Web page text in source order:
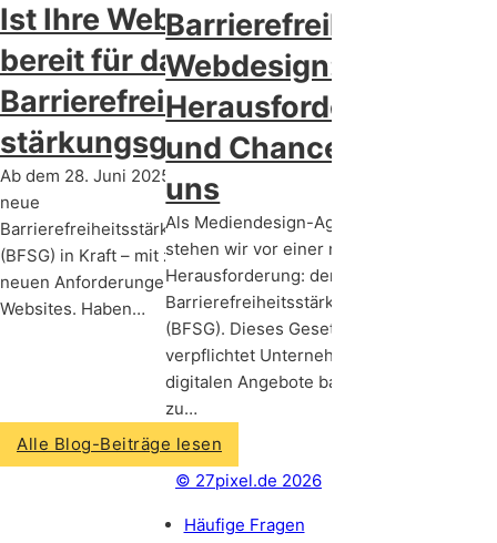
Ist Ihre Website
bereit für das
Barrierefreiheits­
stärkungsgesetz?
Ab dem 28. Juni 2025 tritt das
neue
Barrierefreiheitsstärkungsgesetz
(BFSG) in Kraft – mit zahlreichen
neuen Anforderungen an
Websites. Haben…
Barrierefreiheit im
Webdesign:
Herausforderungen
und Chancen für
uns
Als Mediendesign-Agentur
stehen wir vor einer neuen
Herausforderung: dem
Barrierefreiheitsstärkungsgesetz
(BFSG). Dieses Gesetz
verpflichtet Unternehmen, ihre
digitalen Angebote barrierefrei
zu…
Alle Blog-Beiträge lesen
© 27pixel.de 2026
Häufige Fragen